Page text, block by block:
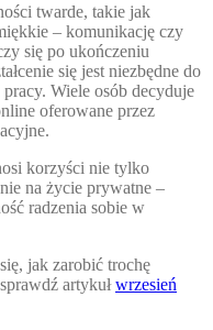
twarde, takie jak
– komunikację czy
się po ukończeniu
się jest niezbędne do
Wiele osób decyduje
oferowane przez
korzyści nie tylko
na życie prywatne –
radzenia sobie w
jak zarobić trochę
artykułwrzesień